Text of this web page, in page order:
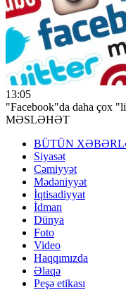
13:05
"Facebook"da daha çox
MƏSLƏHƏT
BÜTÜN
Siyasət
Cəmiyyət
Mədəniyyət
İqtisadiyyat
İdman
Dünya
Foto
Video
Haqqımızda
Əlaqə
Peşə etikası